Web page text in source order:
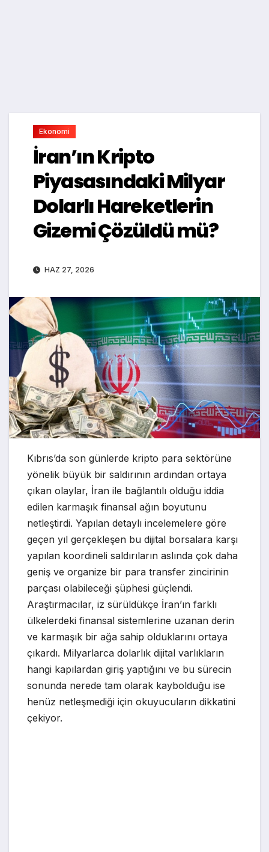
Ekonomi
İran’ın Kripto
Piyasasındaki Milyar
Dolarlı Hareketlerin
Gizemi Çözüldü mü?
HAZ 27, 2026
Kıbrıs’da son günlerde kripto para sektörüne
yönelik büyük bir saldırının ardından ortaya
çıkan olaylar, İran ile bağlantılı olduğu iddia
edilen karmaşık finansal ağın boyutunu
netleştirdi. Yapılan detaylı incelemelere göre
geçen yıl gerçekleşen bu dijital borsalara karşı
yapılan koordineli saldırıların aslında çok daha
geniş ve organize bir para transfer zincirinin
parçası olabileceği şüphesi güçlendi.
Araştırmacılar, iz sürüldükçe İran’ın farklı
ülkelerdeki finansal sistemlerine uzanan derin
ve karmaşık bir ağa sahip olduklarını ortaya
çıkardı. Milyarlarca dolarlık dijital varlıkların
hangi kapılardan giriş yaptığını ve bu sürecin
sonunda nerede tam olarak kaybolduğu ise
henüz netleşmediği için okuyucuların dikkatini
çekiyor.